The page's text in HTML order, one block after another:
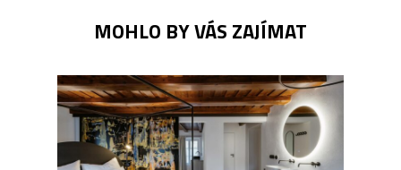
MOHLO BY VÁS ZAJÍMAT